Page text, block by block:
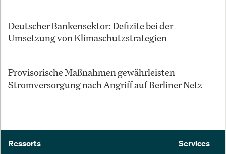
Deutscher Bankensektor: Defizite bei der
Umsetzung von Klimaschutzstrategien
Provisorische Maßnahmen gewährleisten
Stromversorgung nach Angriff auf Berliner Netz
Ressorts Services